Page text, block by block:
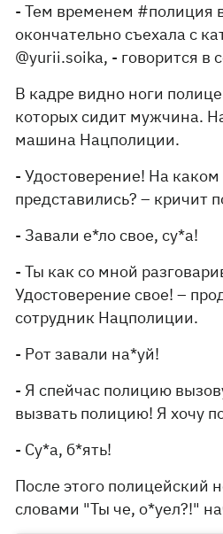
- Тем временем #полиция
окончательно съехала с
@yurii.soika, - говорится в
В кадре видно ноги
которых сидит мужчина.
машина Нацполиции.
- Удостоверение! На
представились? – кричит
- Завали е*ло свое, су*а!
- Ты как со мной
Удостоверение свое! –
сотрудник Нацполиции.
- Рот завали на*уй!
- Я спейчас полицию
вызвать полицию! Я хочу
- Су*а, б*ять!
После этого полицейский
словами "Ты че, о*уел?!"